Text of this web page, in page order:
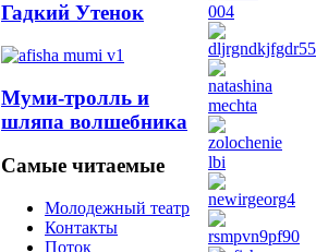
Гадкий Утенок
Муми-тролль и
шляпа волшебника
Самые читаемые
Молодежный театр
Контакты
Поток